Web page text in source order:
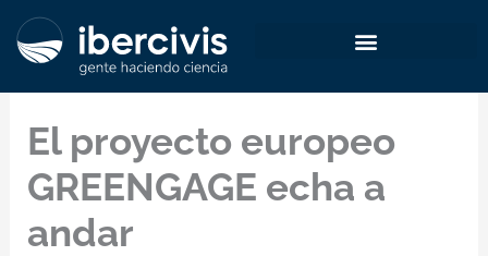
El proyecto europeo
GREENGAGE echa a
andar